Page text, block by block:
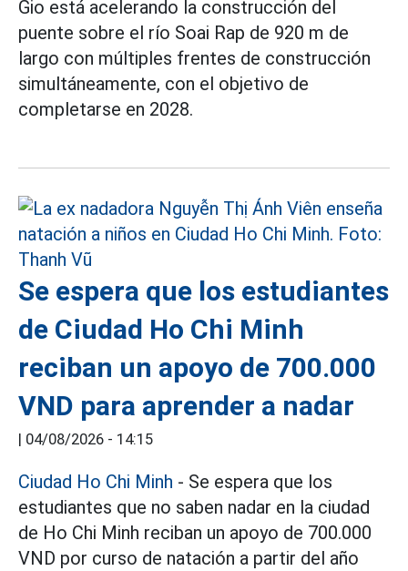
Gio está acelerando la construcción del
puente sobre el río Soai Rap de 920 m de
largo con múltiples frentes de construcción
simultáneamente, con el objetivo de
completarse en 2028.
Se espera que los estudiantes
de Ciudad Ho Chi Minh
reciban un apoyo de 700.000
VND para aprender a nadar
04/08/2026 - 14:15
Ciudad Ho Chi Minh - Se espera que los
estudiantes que no saben nadar en la ciudad
de Ho Chi Minh reciban un apoyo de 700.000
VND por curso de natación a partir del año